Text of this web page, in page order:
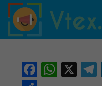
Skip to main content
X